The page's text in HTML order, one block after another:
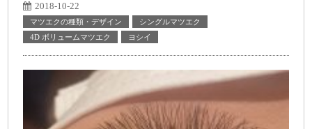
2018-10-22
マツエクの種類・デザイン
シングルマツエク
4D ボリュームマツエク
ヨシイ